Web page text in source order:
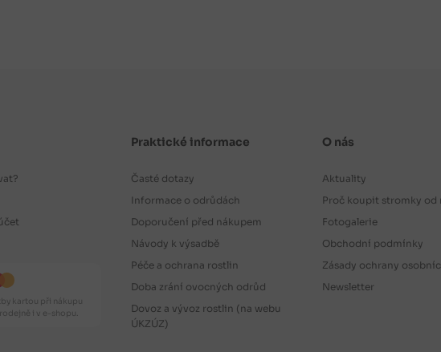
kartou při nákupu
i v e-shopu.
Praktické informace
Časté dotazy
Informace o odrůdách
Doporučení před nákupem
Návody k výsadbě
Péče a ochrana rostlin
Doba zrání ovocných odrůd
Dovoz a vývoz rostlin (na webu
ÚKZÚZ)
O nás
Aktuality
Proč koupit stromky od
Fotogalerie
Obchodní podmínky
Zásady ochrany
Newsletter